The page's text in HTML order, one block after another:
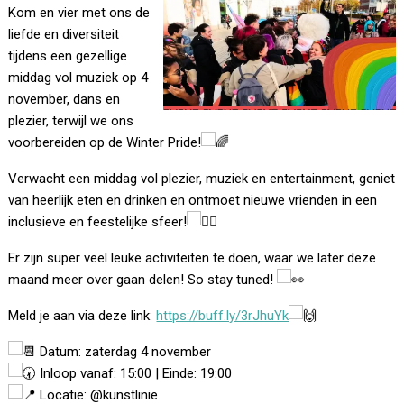
Kom en vier met ons de
liefde en diversiteit
tijdens een gezellige
middag vol muziek op 4
november, dans en
plezier, terwijl we ons
voorbereiden op de Winter Pride!
Verwacht een middag vol plezier, muziek en entertainment, geniet
van heerlijk eten en drinken en ontmoet nieuwe vrienden in een
inclusieve en feestelijke sfeer!
Er zijn super veel leuke activiteiten te doen, waar we later deze
maand meer over gaan delen! So stay tuned!
Meldje aan via deze link:https://buff.ly/3rJhuYk
Datum: zaterdag 4 november
Inloop vanaf: 15:00 | Einde: 19:00
Locatie: @kunstlinie